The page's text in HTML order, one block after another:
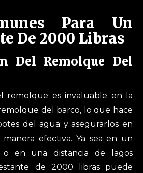
Para Un
De 2000 Libras
Del Remolque Del
remolque es invaluable en la
del barco, lo que hace
del agua y asegurarlos en
efectiva. Ya sea en un
o en una distancia de lagos
de 2000 libras puede